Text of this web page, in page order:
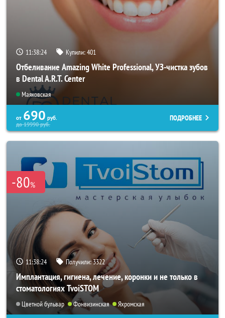
11:38:22 Купили:401
Отбеливание Amazing White Professional, УЗ-чистка зубов
в Dental A.R.T. Center
Маяковская
от 690 руб.
до19990руб.
ПОДРОБНЕЕ
-80%
11:38:22 Получили:3322
Имплантация, гигиена, лечение, коронки и не только в
стоматологиях TvoiSTOM
Цветной бульвар Фонвизинская Яхромская